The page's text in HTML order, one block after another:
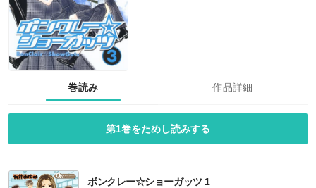
巻読み 作品詳細
第1巻をためし読みする
ボンクレー☆ショーガッツ 1